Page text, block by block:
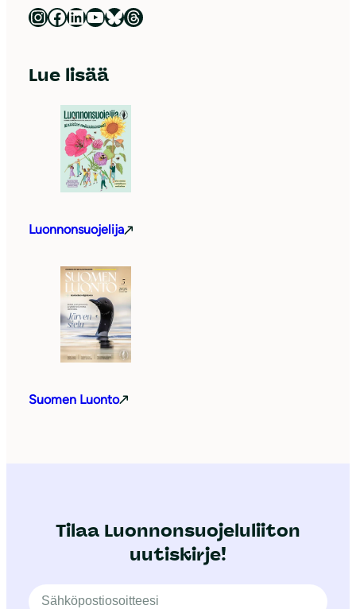
Luonnonsuojeluliitto Instagramissa Luonnonsuojeluliitto Facebookissa Luonnonsuojeluliitto LinkedInissä Luonnonsuojeluliiton YouTube-kanava Luonnonsuojeluliitto Blueskyssa Luonnonsuojeluliitto Threadsissa
Lue lisää
Luonnonsuojelija
Suomen Luonto
Tilaa Luonnonsuojeluliiton
uutiskirje!